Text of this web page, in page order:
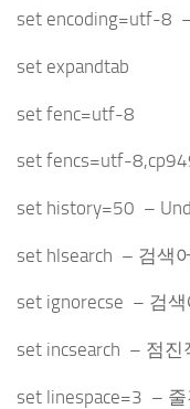
set encoding=utf-8
set expandtab
set fenc=utf-8
set fencs=utf-
set history=50 –
set hlsearch – 검색
set ignorecse – 검
set incsearch – 점진
set linespace=3 – 줄